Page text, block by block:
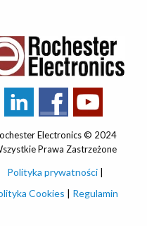
Electronics © 2024
Prawa Zastrzeżone
Polityka prywatności |
Cookies | Regulamin